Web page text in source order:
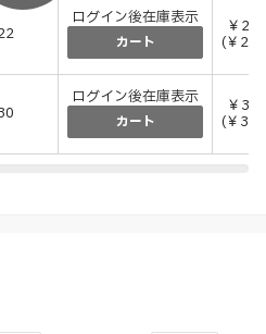
ログイン後在庫表示
カート
￥
(￥
ログイン後在庫表示
カート
￥
(￥